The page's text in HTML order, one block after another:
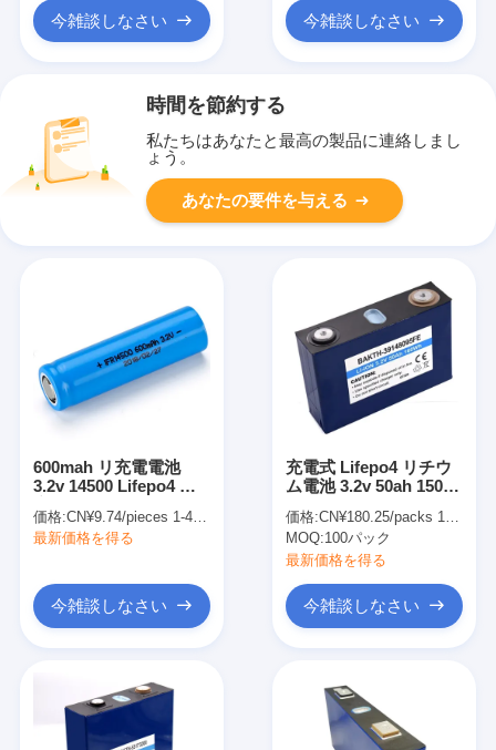
今雑談しなさい 今雑談しなさい
時間を節約する
私たちはあなたと最高の製品に連絡しまし
ょう。
あなたの要件を与える
600mah リ充電電池
3.2v 14500 Lifepo4 リ
価格:CN¥9.74/pieces 1-499 pieces
最新価格を得る
今雑談しなさい
充電式 Lifepo4 リチウ
ム電池 3.2v 50ah 150ah
ッテリー
価格:CN¥180.25/packs 100-999 packs
MOQ:100パック
最新価格を得る
今雑談しなさい